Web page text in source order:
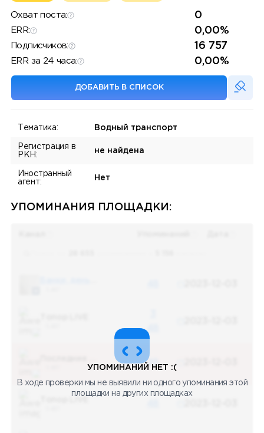
Охват поста: 0
ERR: 0,00%
Подписчиков: 16 757
ERR за 24 часа: 0,00%
ДОБАВИТЬ В СПИСОК
Тематика: Водный транспорт
Регистрация в
РКН:
не найдена
Иностранный
агент:
Нет
УПОМИНАНИЯ ПЛОЩАДКИ:
48
48
УПОМИНАНИЙ НЕТ :(
В ходе проверки мы не выявили ни одного упоминания этой
площадки на других площадках